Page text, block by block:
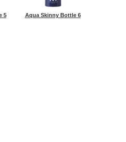
5 Aqua Skinny Bottle 6